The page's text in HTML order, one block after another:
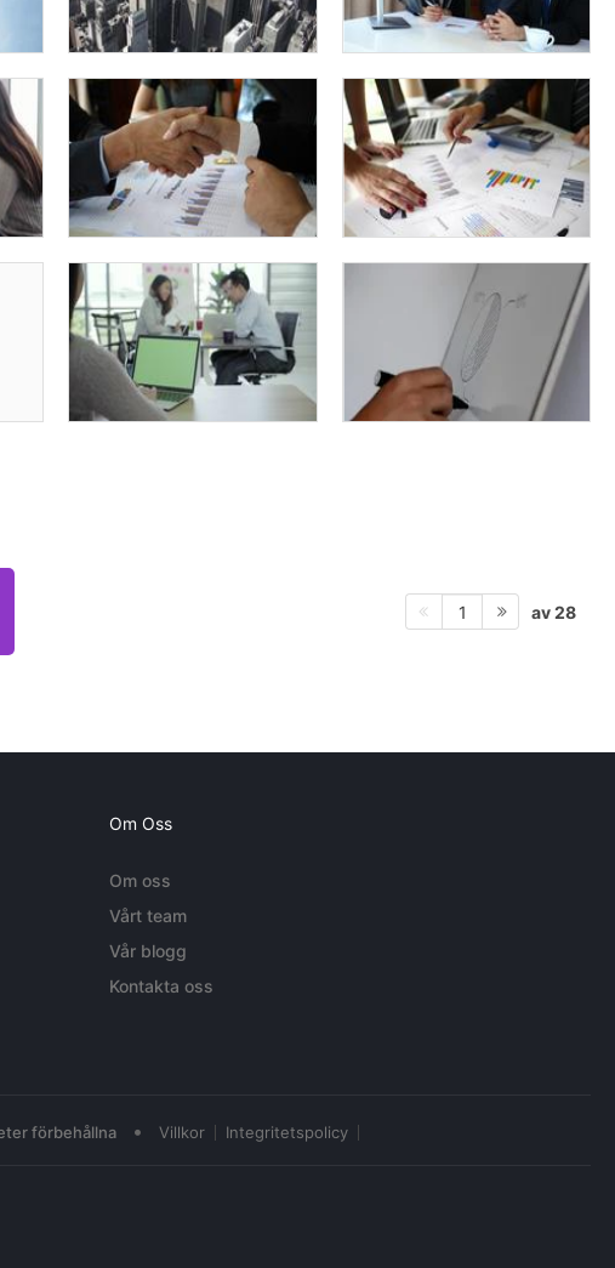
1 av 28
Om Oss
Om oss
Vårt team
Vår blogg
Kontakta oss
förbehållna • Villkor Integritetspolicy